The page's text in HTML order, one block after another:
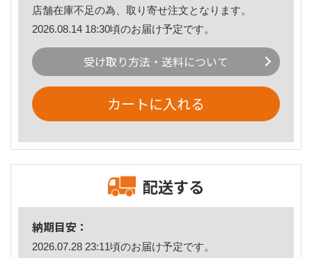
店舗在庫不足の為、取り寄せ注文となります。
2026.08.14 18:30頃のお届け予定です。
受け取り方法・送料について
カートに入れる
配送する
納期目安：
2026.07.28 23:11頃のお届け予定です。